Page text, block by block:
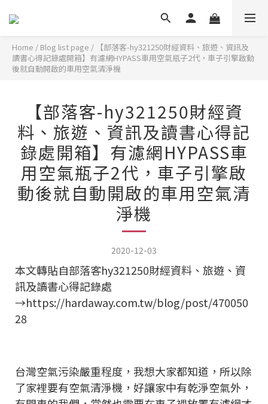
Home / Blog list page /
【部落客-hy321250財經資料、旅遊、資訊及
讀書心得記錄處開箱】有濾網HYPASS車用空氣瓶子2代，車子引擎啟動
後就自動開啟的車用空氣清淨機
【部落客-hy321250財經資
料、旅遊、資訊及讀書心得記
錄處開箱】有濾網HYPASS車
用空氣瓶子2代，車子引擎啟
動後就自動開啟的車用空氣清
淨機
2020-12-03
本文轉貼自部落客hy321250財經資料、旅遊、資
訊及讀書心得記錄處
→https://hardaway.com.tw/blog/post/470050
28
台灣空氣污染嚴重程度，我想大家都知道，所以除
了家裡要有空氣清淨機，好讓家中有乾淨空氣外，